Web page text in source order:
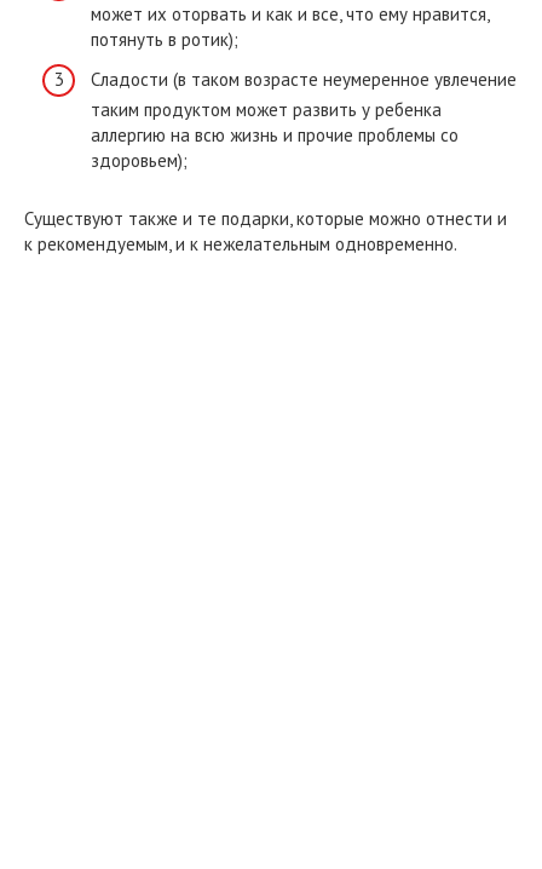
может их оторвать и как и все, что ему нравится,
потянуть в ротик);
Сладости (в таком возрасте неумеренное увлечение
таким продуктом может развить у ребенка
аллергию на всю жизнь и прочие проблемы со
здоровьем);
Существуют также и те подарки, которые можно отнести и
к рекомендуемым, и к нежелательным одновременно.